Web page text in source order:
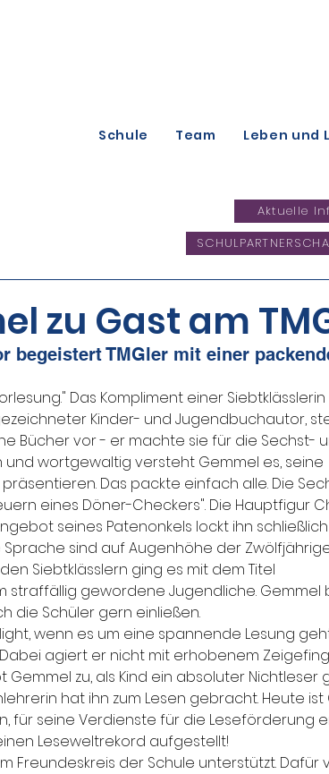
Schule Team Leben und
Aktuelle
zu Gast am
begeistert TMGler mit einer
Das Kompliment einer
Kinder- und Jugendbuchautor,
Bücher vor - er machte sie für die Sechst-
und wortgewaltig versteht Gemmel es, seine
Das packte einfach alle. Die
eines Döner-Checkers". Die Hauptfigur
seines Patenonkels lockt ihn
Sprache sind auf Augenhöhe der
Siebtklässlern ging es mit dem Titel
straffällig gewordene Jugendliche. Gemmel
die Schüler gern einließen.
wenn es um eine spannende Lesung
agiert er nicht mit erhobenem
Gemmel zu, als Kind ein absoluter Nichtleser
hat ihn zum Lesen gebracht. Heute ist
für seine Verdienste für die Leseförderung
Leseweltrekord aufgestellt!
Freundeskreis der Schule unterstützt. Dafür